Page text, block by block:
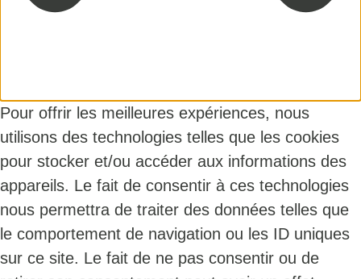
Pour offrir les meilleures expériences, nous
utilisons des technologies telles que les cookies
pour stocker et/ou accéder aux informations des
appareils. Le fait de consentir à ces technologies
nous permettra de traiter des données telles que
le comportement de navigation ou les ID uniques
sur ce site. Le fait de ne pas consentir ou de